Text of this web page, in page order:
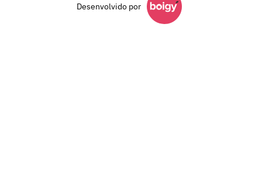
Desenvolvido por